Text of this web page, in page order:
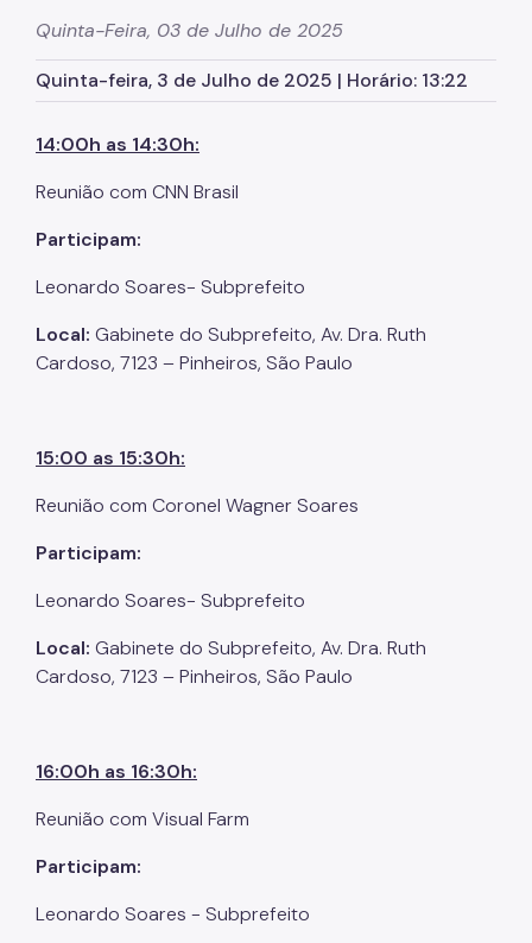
Zeladoria Urbana
Cata-Bagulho
Contate Nossos Servidores
Quinta-Feira, 03 de Julho de 2025
Quinta-feira, 3 de Julho de 2025 | Horário: 13:22
14:00h as 14:30h:
Reunião com CNN Brasil
Participam:
Leonardo Soares- Subprefeito
Local: Gabinete do Subprefeito, Av. Dra. Ruth
Cardoso, 7123 – Pinheiros, São Paulo
15:00 as 15:30h:
Reunião com Coronel Wagner Soares
Participam:
Leonardo Soares- Subprefeito
Local: Gabinete do Subprefeito, Av. Dra. Ruth
Cardoso, 7123 – Pinheiros, São Paulo
16:00h as 16:30h:
Reunião com Visual Farm
Participam:
Leonardo Soares - Subprefeito